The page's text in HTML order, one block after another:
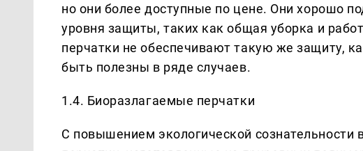
но они более доступные по цене. Они хорошо
уровня защиты, таких как общая уборка и
перчатки не обеспечивают такую же защиту,
быть полезны в ряде случаев.
1.4. Биоразлагаемые перчатки
С повышением экологической сознательности